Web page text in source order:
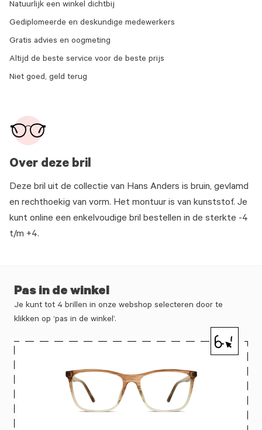
Over deze bril
Deze bril uit de collectie van Hans Anders is bruin, gevlamd
en rechthoekig van vorm. Het montuur is van kunststof. Je
kunt online een enkelvoudige bril bestellen in de sterkte -4
t/m +4.
Natuurlijk een winkel dichtbij
Gediplomeerde en deskundige medewerkers
Gratis advies en oogmeting
Altijd de beste service voor de beste prijs
Niet goed, geld terug
Pas in de winkel
Je kunt tot 4 brillen in onze webshop selecteren door te
klikken op ‘pas in de winkel’.